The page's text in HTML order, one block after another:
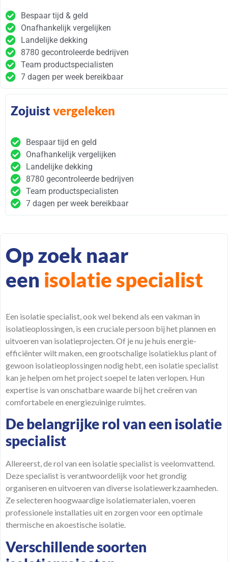
Bespaar tijd & geld
Onafhankelijk vergelijken
Landelijke dekking
8780 gecontroleerde bedrijven
Team productspecialisten
7 dagen per week bereikbaar
Zojuist vergeleken
Bespaar tijd en geld
Onafhankelijk vergelijken
Landelijke dekking
8780 gecontroleerde bedrijven
Team productspecialisten
7 dagen per week bereikbaar
Op zoek naar
een isolatie specialist
Een isolatiespecialist, ook wel bekend als een vakman in
isolatieoplossingen, is een cruciale persoon bij het plannen en
uitvoeren van isolatieprojecten. Of je nu je huis energie-
efficiënter wilt maken, een grootschalige isolatieklus plant of
gewoon isolatieoplossingen nodig hebt, een isolatie specialist
kan je helpen om het project soepel te laten verlopen. Hun
expertise is van onschatbare waarde bij het creëren van
comfortabele en energiezuinige ruimtes.
De belangrijke rol van een isolatie
specialist
Allereerst, de rol van een isolatie specialist is veelomvattend.
Deze specialist is verantwoordelijk voor het grondig
organiseren en uitvoeren van diverse isolatiewerkzaamheden.
Ze selecteren hoogwaardige isolatiematerialen, voeren
professionele installaties uit en zorgen voor een optimale
thermische en akoestische isolatie.
Verschillende soorten